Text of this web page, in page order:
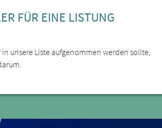
FÜR EINE LISTUNG
unsere Liste aufgenommen werden sollte,